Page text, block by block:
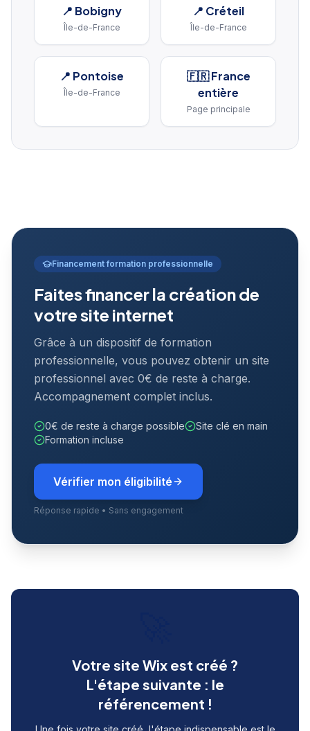
📍 Bobigny
Île-de-France
📍 Créteil
Île-de-France
📍 Pontoise
Île-de-France
🇫🇷 France
entière
Page principale
Financement formation professionnelle
Faites financer la création de
votre site internet
Grâce à un dispositif de formation
professionnelle, vous pouvez obtenir un site
professionnel avec 0€ de reste à charge.
Accompagnement complet inclus.
0€ de reste à charge possible
Site clé en main
Formation incluse
Vérifier mon éligibilité
Réponse rapide • Sans engagement
Votre site Wix est créé ?
L'étape suivante : le
référencement !